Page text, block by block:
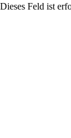
Dieses Feld ist